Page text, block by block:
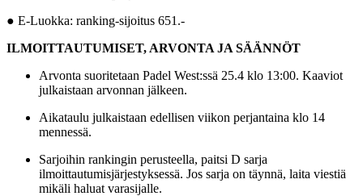
● E-Luokka: ranking-sijoitus 651.-
ILMOITTAUTUMISET, ARVONTA JA SÄÄNNÖT
Arvonta suoritetaan Padel West:ssä 25.4 klo 13:00. Kaaviot
julkaistaan arvonnan jälkeen.
Aikataulu julkaistaan edellisen viikon perjantaina klo 14
mennessä.
Sarjoihin rankingin perusteella, paitsi D sarja
ilmoittautumisjärjestyksessä. Jos sarja on täynnä, laita viestiä
mikäli haluat varasijalle.